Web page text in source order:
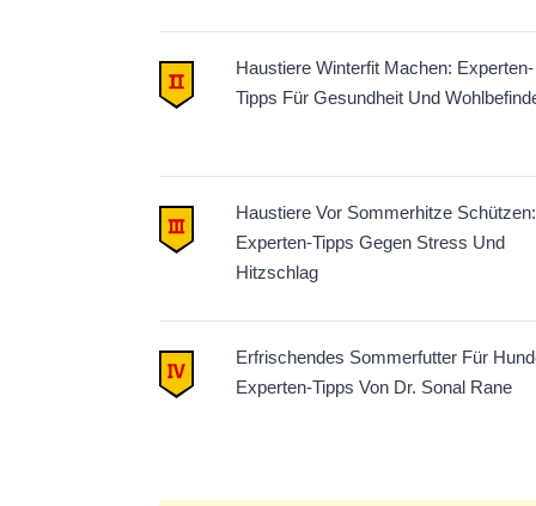
Haustiere Winterfit Machen: Experten-
Tipps Für Gesundheit Und
Haustiere Vor Sommerhitze Schützen:
Experten-Tipps Gegen Stress Und
Hitzschlag
Erfrischendes Sommerfutter Für
Experten-Tipps Von Dr. Sonal Rane